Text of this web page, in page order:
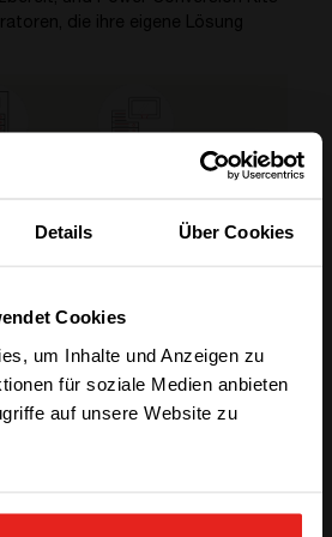
Details Über Cookies
Cookies
um Inhalte und Anzeigen zu
für soziale Medien anbieten
auf unsere Website zu
die ihre eigene Lösung
PCK?